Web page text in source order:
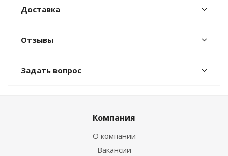
Доставка
Отзывы
Задать вопрос
Компания
О компании
Вакансии